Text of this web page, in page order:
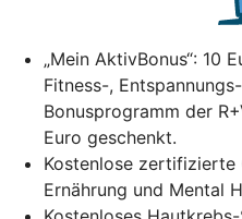
„Mein AktivBonus“: 10
Fitness-,
Bonusprogramm der
Euro geschenkt.
Kostenlose zertifizierte
Ernährung und Mental